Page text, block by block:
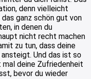
denn vielleicht
ganz schön gut von
in denen du
nicht recht machen
zu tun, dass deine
ansteigt. Und das ist so
mal deine Zufriedenheit
bevor du wieder